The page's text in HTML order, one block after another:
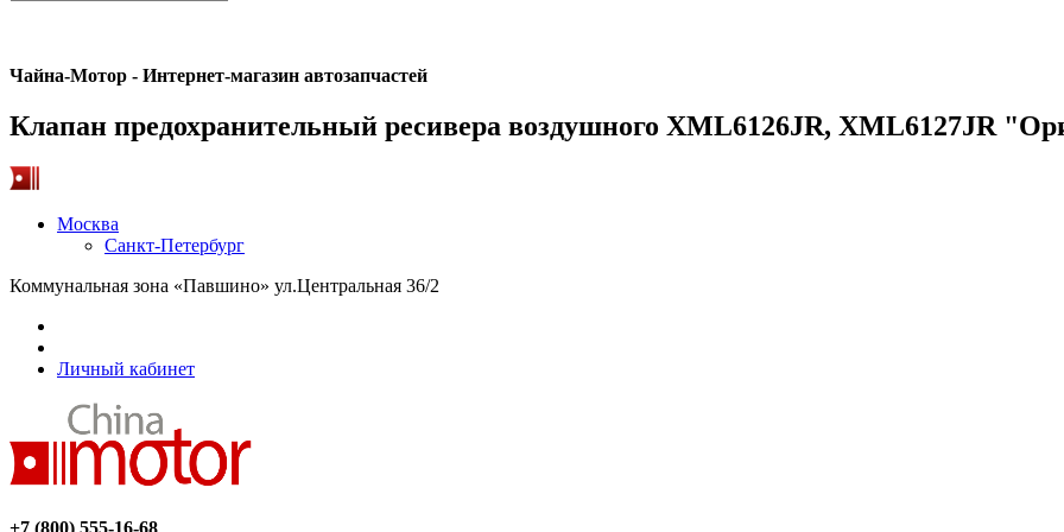
Чайна-Мотор - Интернет-магазин автозапчастей
Клапан предохранительный ресивера воздушного XML6126JR, XML6127JR
Москва
Санкт-Петербург
Коммунальная зона «Павшино» ул.Центральная 36/2
Личный кабинет
+7 (800) 555-16-68